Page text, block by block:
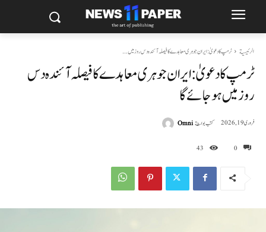
الرئيسية ٹرمپ کا دعویٰ: ایران جوہری معاہدے کا فیصلہ آئندہ دس روز میں...
ٹرمپ کا دعویٰ: ایران جوہری معاہدے کا فیصلہ آئندہ دس
روز میں ہو جائے گا
0
43
فروری 19, 2026 كتب بواسطةOmni